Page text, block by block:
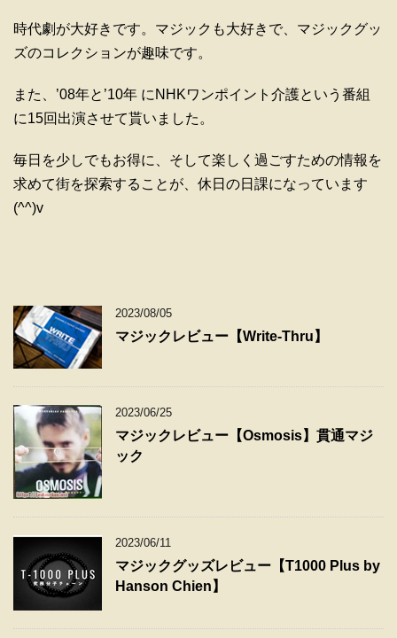
時代劇が大好きです。マジックも大好きで、マジックグッ
ズのコレクションが趣味です。
また、’08年と’10年 にNHKワンポイント介護という番組
に15回出演させて貰いました。
毎日を少しでもお得に、そして楽しく過ごすための情報を
求めて街を探索することが、休日の日課になっています
(^^)v
2023/08/05
マジックレビュー【Write-Thru】
2023/06/25
マジックレビュー【Osmosis】貫通マジ
ック
2023/06/11
マジックグッズレビュー【T1000 Plus by
Hanson Chien】